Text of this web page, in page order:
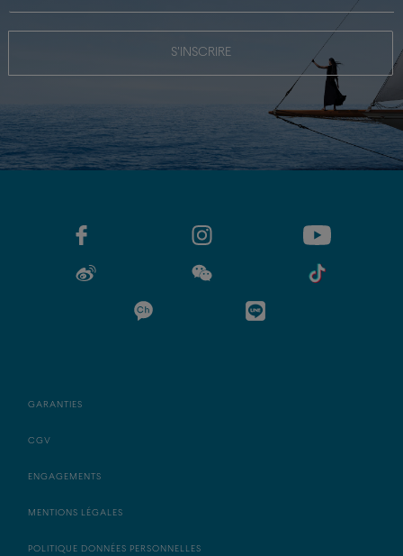
S'INSCRIRE
GARANTIES
CGV
ENGAGEMENTS
MENTIONS LÉGALES
POLITIQUE DONNÉES PERSONNELLES